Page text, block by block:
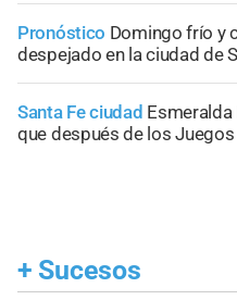
Pronóstico Domingo frío y
despejado en la ciudad de
Santa Fe ciudad Esmeralda
que después de los
+ Sucesos